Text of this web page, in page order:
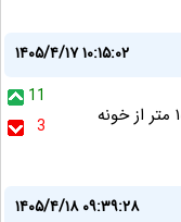
۱۴۰۵/۴/۱۷ ۱۰:۱۵:۰۲
11
3
سهمیه رو بیشتر کنید با این لیتر سهمیه تا۱۰ متر از خونه
۱۴۰۵/۴/۱۸ ۰۹:۳۹:۲۸